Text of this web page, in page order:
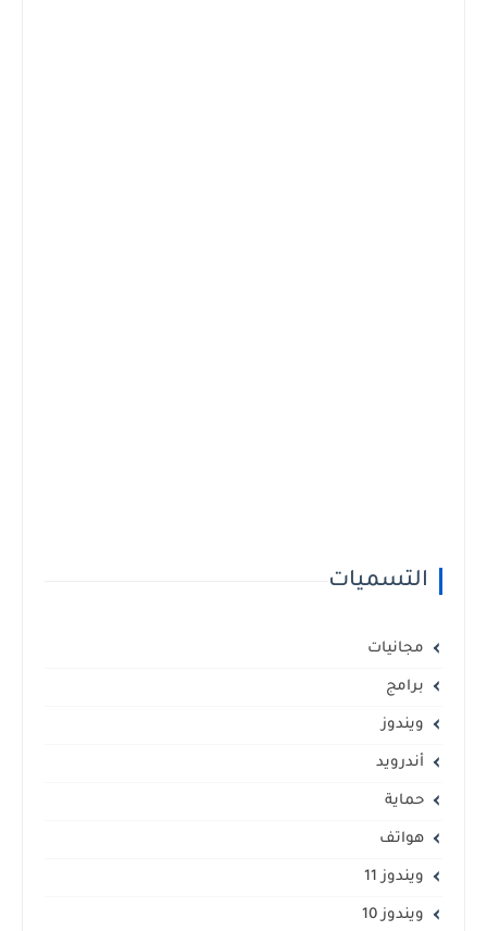
التسميات
مجانيات
برامج
ويندوز
أندرويد
حماية
هواتف
ويندوز 11
ويندوز 10